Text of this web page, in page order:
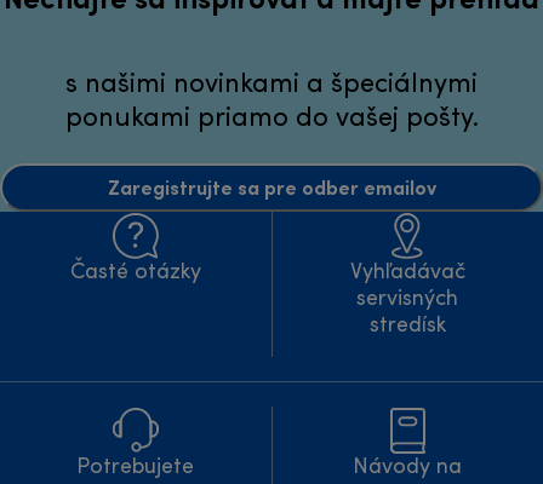
s našimi novinkami a špeciálnymi
ponukami priamo do vašej pošty.
Zaregistrujte sa pre odber emailov
Časté otázky
Vyhľadávač
servisných
stredísk
Potrebujete Návody na